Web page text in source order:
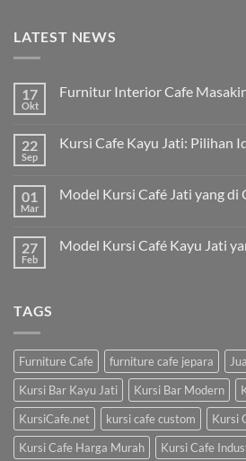
LATEST NEWS
17
Okt
Furnitur Interior Cafe
22
Sep
Kursi Cafe Kayu Jati: Pilihan
01
Mar
Model Kursi Café Jati yang di
27
Feb
Model Kursi Café Kayu Jati
TAGS
Furniture Cafe furniture cafe jepara
Kursi Bar Kayu Jati
Kursi Bar Modern
KursiCafe.net
kursi cafe custom
Kursi
Kursi Cafe Harga Murah
Kursi Cafe